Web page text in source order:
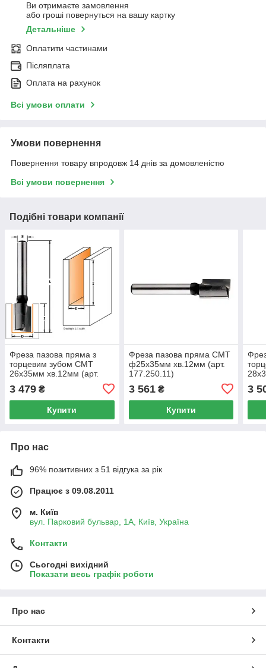
Ви отримаєте замовлення
або гроші повернуться на вашу картку
Детальніше
Оплатити частинами
Післяплата
Оплата на рахунок
Всі умови оплати
Умови повернення
Повернення товару впродовж 14 днів за домовленістю
Всі умови повернення
Подібні товари компанії
Фреза пазова пряма з
торцевим зубом CMT
26х35мм хв.12мм (арт.
3 479 ₴
Купити
Фреза пазова пряма CMT
ф25х35мм хв.12мм (арт.
177.250.11)
3 561₴
Купити
3
Про нас
96% позитивних з 51 відгука за рік
Працює з 09.08.2011
м. Київ
вул. Парковий бульвар, 1А, Київ, Україна
Контакти
Сьогодні вихідний
Показати весь графік роботи
Про нас
Контакти